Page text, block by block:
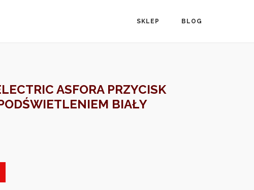
SKLEP BLOG
ASFORA PRZYCISK
BIAŁY